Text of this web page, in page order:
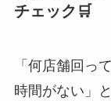
チェック🛒
「何店舗回っ
時間がない」